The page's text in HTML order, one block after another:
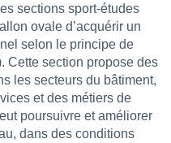
sections sport-études
ovale d’acquérir un
selon le principe de
Cette section propose des
les secteurs du bâtiment,
et des métiers de
poursuivre et améliorer
dans des conditions